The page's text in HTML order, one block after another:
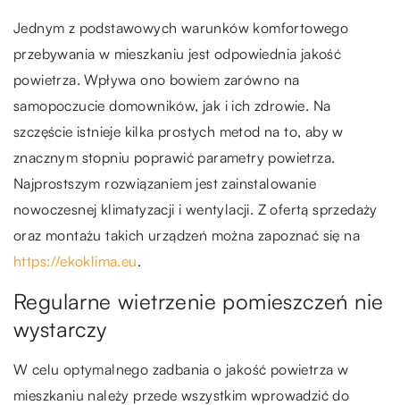
Jednym z podstawowych warunków komfortowego
przebywania w mieszkaniu jest odpowiednia jakość
powietrza. Wpływa ono bowiem zarówno na
samopoczucie domowników, jak i ich zdrowie. Na
szczęście istnieje kilka prostych metod na to, aby w
znacznym stopniu poprawić parametry powietrza.
Najprostszym rozwiązaniem jest zainstalowanie
nowoczesnej klimatyzacji i wentylacji. Z ofertą sprzedaży
oraz montażu takich urządzeń można zapoznać się na
https://ekoklima.eu.
Regularne wietrzenie pomieszczeń nie
wystarczy
W celu optymalnego zadbania o jakość powietrza w
mieszkaniu należy przede wszystkim wprowadzić do